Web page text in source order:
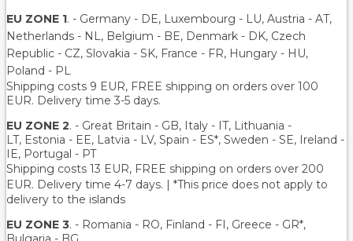
EU ZONE 1. - Germany - DE, Luxembourg - LU, Austria - AT,
Netherlands - NL, Belgium - BE, Denmark - DK, Czech
Republic - CZ, Slovakia - SK, France - FR, Hungary - HU,
Poland - PL
Shipping costs 9 EUR, FREE shipping on orders over 100
EUR. Delivery time 3-5 days.
EU ZONE 2. - Great Britain - GB, Italy - IT, Lithuania -
LT, Estonia - EE, Latvia - LV, Spain - ES*, Sweden - SE, Ireland -
IE, Portugal - PT
Shipping costs 13 EUR, FREE shipping on orders over 200
EUR. Delivery time 4-7 days. | *This price does not apply to
delivery to the islands
EU ZONE 3. - Romania - RO, Finland - FI, Greece - GR*,